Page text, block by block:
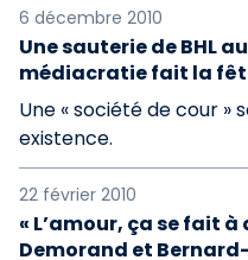
6 décembre 2010
Une sauterie de BHL
médiacratie fait la
Une « société de cour »
existence.
22 février 2010
« L’amour, ça se fait
Demorand et